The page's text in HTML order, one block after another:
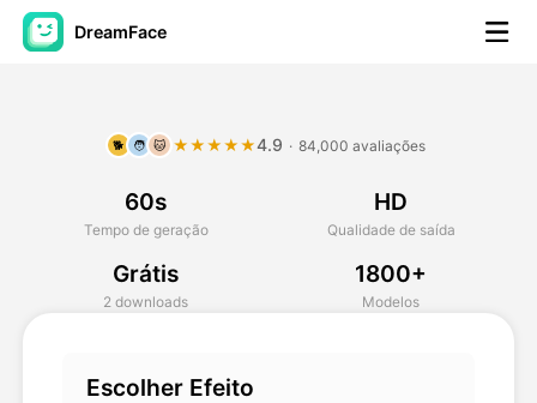
DreamFace
Vídeo Avatar
AI Video
🐕 🧑 🐱 ★★★★★4.9 · 84,000 avaliações
60s
Tempo de geração
HD
Qualidade de saída
Grátis
2 downloads
1800+
Modelos
Escolher Efeito